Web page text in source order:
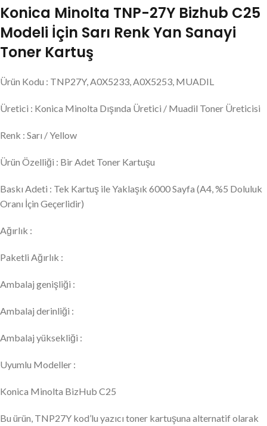
Konica Minolta TNP-27Y Bizhub C25
Modeli İçin Sarı Renk Yan Sanayi
Toner Kartuş
Ürün Kodu : TNP27Y, A0X5233, A0X5253, MUADIL
Üretici : Konica Minolta Dışında Üretici / Muadil Toner Üreticisi
Renk : Sarı / Yellow
Ürün Özelliği : Bir Adet Toner Kartuşu
Baskı Adeti : Tek Kartuş ile Yaklaşık 6000 Sayfa (A4, %5 Doluluk
Oranı İçin Geçerlidir)
Ağırlık :
Paketli Ağırlık :
Ambalaj genişliği :
Ambalaj derinliği :
Ambalaj yüksekliği :
Uyumlu Modeller :
Konica Minolta BizHub C25
Bu ürün, TNP27Y kod’lu yazıcı toner kartuşuna alternatif olarak